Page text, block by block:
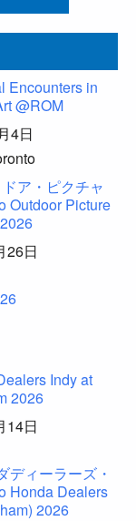
Encounters in
@ROM
4日
ア・ピクチャ
Outdoor Picture
26日
Indy at
2026
14日
ディーラーズ・
Honda Dealers
2026